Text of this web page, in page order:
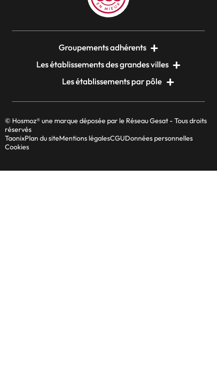
Groupements adhérents
Les établissements des grandes villes
Les établissements par pôle
© Hosmoz® une marque déposée par le Réseau Gesat - Tous droits
réservés
TaonixPlan du siteMentions légalesCGUDonnées personnelles
Cookies